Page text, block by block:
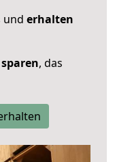
und erhalten
, das